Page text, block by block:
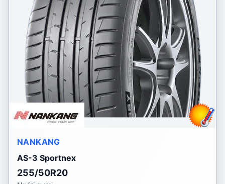
NANKANG
AS-3 Sportnex
255/50R20